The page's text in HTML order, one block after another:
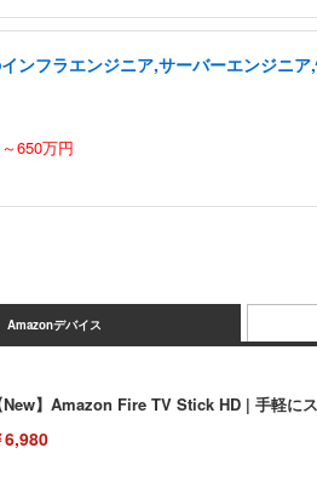
ンフラエンジニア,サーバーエンジニ
650万円
Amazonデバイス
New】Amazon Fire TV Stick HD | 手軽に
6,980